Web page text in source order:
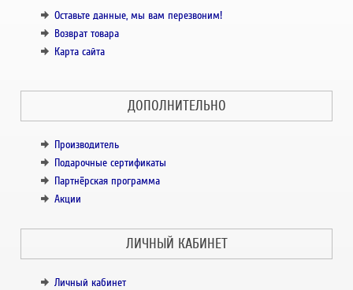
Оставьте данные, мы вам перезвоним!
Возврат товара
Карта сайта
ДОПОЛНИТЕЛЬНО
Производитель
Подарочные сертификаты
Партнёрская программа
Акции
ЛИЧНЫЙ КАБИНЕТ
Личный кабинет